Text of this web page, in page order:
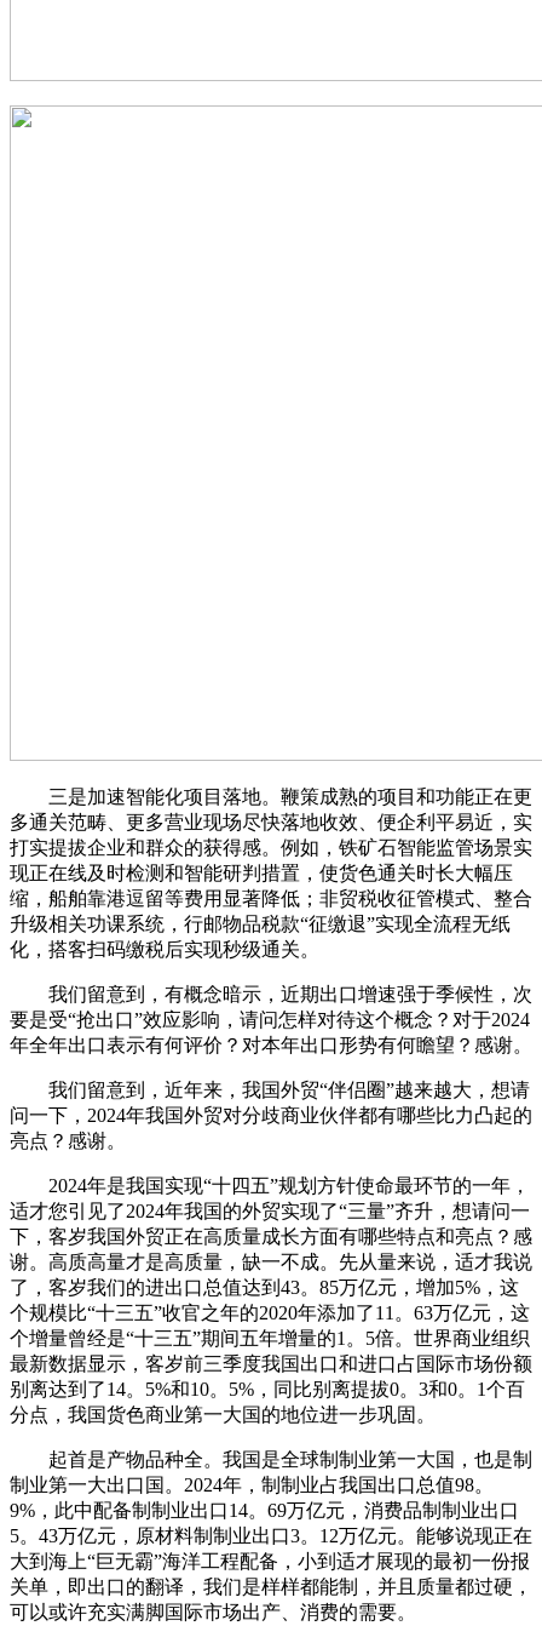
三是加速智能化项目落地。鞭策成熟的项目和功能正在更
多通关范畴、更多营业现场尽快落地收效、便企利平易近，实
打实提拔企业和群众的获得感。例如，铁矿石智能监管场景实
现正在线及时检测和智能研判措置，使货色通关时长大幅压
缩，船舶靠港逗留等费用显著降低；非贸税收征管模式、整合
升级相关功课系统，行邮物品税款“征缴退”实现全流程无纸
化，搭客扫码缴税后实现秒级通关。
我们留意到，有概念暗示，近期出口增速强于季候性，次
要是受“抢出口”效应影响，请问怎样对待这个概念？对于2024
年全年出口表示有何评价？对本年出口形势有何瞻望？感谢。
我们留意到，近年来，我国外贸“伴侣圈”越来越大，想请
问一下，2024年我国外贸对分歧商业伙伴都有哪些比力凸起的
亮点？感谢。
2024年是我国实现“十四五”规划方针使命最环节的一年，
适才您引见了2024年我国的外贸实现了“三量”齐升，想请问一
下，客岁我国外贸正在高质量成长方面有哪些特点和亮点？感
谢。高质高量才是高质量，缺一不成。先从量来说，适才我说
了，客岁我们的进出口总值达到43。85万亿元，增加5%，这
个规模比“十三五”收官之年的2020年添加了11。63万亿元，这
个增量曾经是“十三五”期间五年增量的1。5倍。世界商业组织
最新数据显示，客岁前三季度我国出口和进口占国际市场份额
别离达到了14。5%和10。5%，同比别离提拔0。3和0。1个百
分点，我国货色商业第一大国的地位进一步巩固。
起首是产物品种全。我国是全球制制业第一大国，也是制
制业第一大出口国。2024年，制制业占我国出口总值98。
9%，此中配备制制业出口14。69万亿元，消费品制制业出口
5。43万亿元，原材料制制业出口3。12万亿元。能够说现正在
大到海上“巨无霸”海洋工程配备，小到适才展现的最初一份报
关单，即出口的翻译，我们是样样都能制，并且质量都过硬，
可以或许充实满脚国际市场出产、消费的需要。